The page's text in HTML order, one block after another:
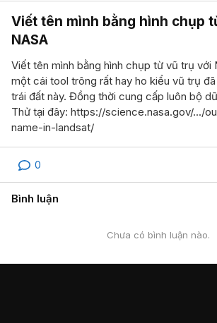
Viết tên mình bằng hình chụp
NASA
Viết tên mình bằng hình chụp từ vũ trụ với NASA
một cái tool trông rất hay ho kiểu vũ trụ
trái đất này. Đồng thời cung cấp luôn bộ
Thử tại đây: https://science.nasa.gov/.../
name-in-landsat/
0
Bình luận
Chưa có bình luận nào.